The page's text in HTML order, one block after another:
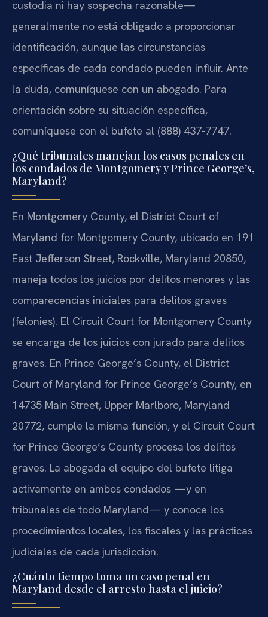
custodia ni hay sospecha razonable—
generalmente no está obligado a proporcionar
identificación, aunque las circunstancias
específicas de cada condado pueden influir. Ante
la duda, comuníquese con un abogado. Para
orientación sobre su situación específica,
comuníquese con el bufete al (888) 437-7747.
¿Qué tribunales manejan los casos penales en
los condados de Montgomery y Prince George’s,
Maryland?
En Montgomery County, el District Court of
Maryland for Montgomery County, ubicado en 191
East Jefferson Street, Rockville, Maryland 20850,
maneja todos los juicios por delitos menores y las
comparecencias iniciales para delitos graves
(felonies). El Circuit Court for Montgomery County
se encarga de los juicios con jurado para delitos
graves. En Prince George’s County, el District
Court of Maryland for Prince George’s County, en
14735 Main Street, Upper Marlboro, Maryland
20772, cumple la misma función, y el Circuit Court
for Prince George’s County procesa los delitos
graves. La abogada el equipo del bufete litiga
activamente en ambos condados —y en
tribunales de todo Maryland— y conoce los
procedimientos locales, los fiscales y las prácticas
judiciales de cada jurisdicción.
¿Cuánto tiempo toma un caso penal en
Maryland desde el arresto hasta el juicio?